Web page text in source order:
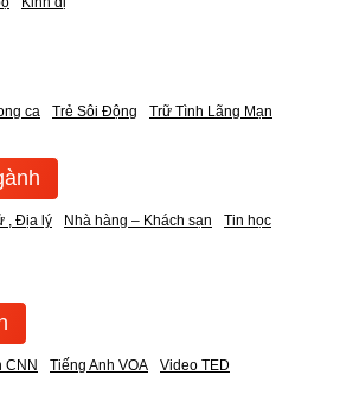
ca Trẻ Sôi Động Trữ Tình Lãng Mạn
, Địa lý Nhà hàng – Khách sạn Tin học
CNN Tiếng Anh VOA Video TED